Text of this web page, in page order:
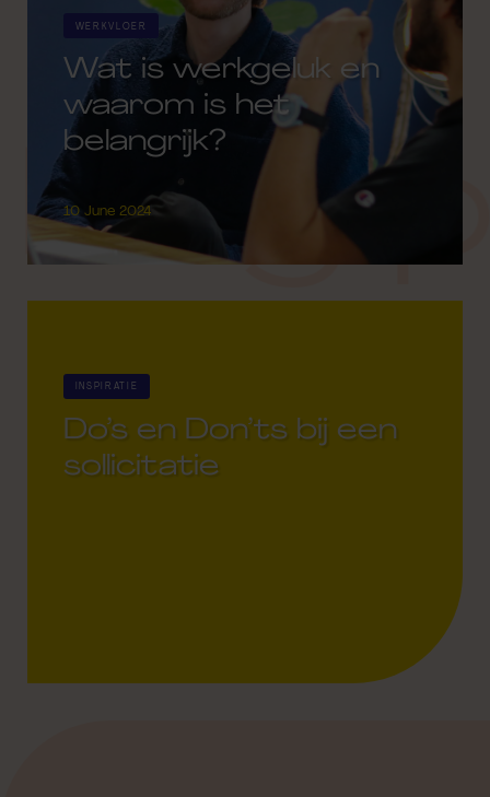
WERKVLOER
Wat is werkgeluk en
waarom is het
belangrijk?
10 June 2024
INSPIRATIE
Do’s en Don’ts bij een
sollicitatie